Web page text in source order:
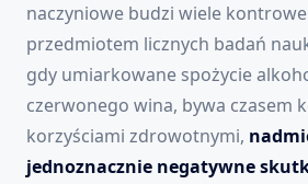
naczyniowe budzi wiele
przedmiotem licznych badań
gdy umiarkowane spożycie
czerwonego wina, bywa czasem
korzyściami zdrowotnymi,
jednoznacznie negatywne